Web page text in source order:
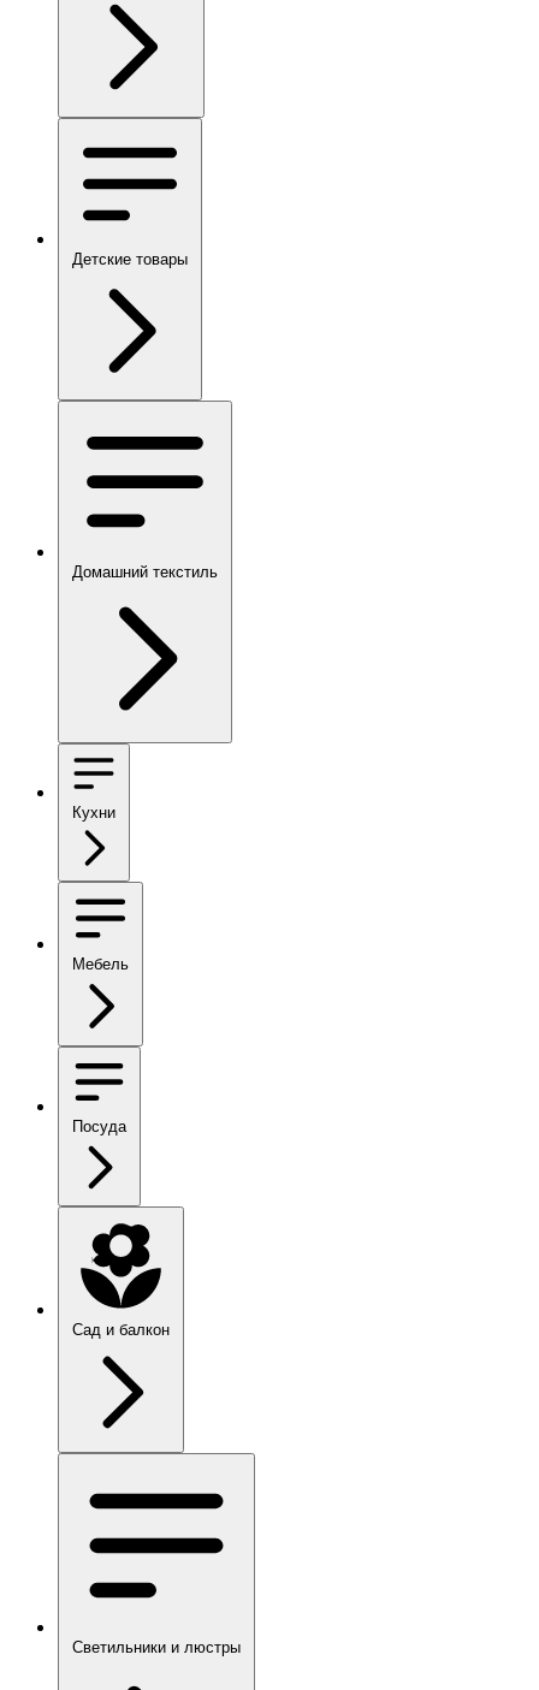
Детские товары
Домашний текстиль
Кухни
Мебель
Посуда
Сад и балкон
Светильники и люстры